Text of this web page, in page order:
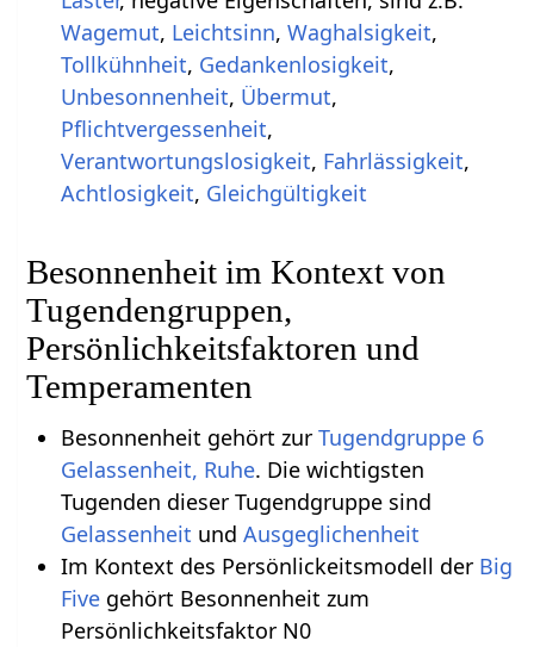
Wagemut, Leichtsinn, Waghalsigkeit,
Tollkühnheit, Gedankenlosigkeit,
Unbesonnenheit, Übermut,
Pflichtvergessenheit,
Verantwortungslosigkeit, Fahrlässigkeit,
Achtlosigkeit, Gleichgültigkeit
Besonnenheit im Kontext von
Tugendengruppen,
Persönlichkeitsfaktoren und
Temperamenten
Besonnenheit gehört zur Tugendgruppe 6
Gelassenheit, Ruhe. Die wichtigsten
Tugenden dieser Tugendgruppe sind
Gelassenheit und Ausgeglichenheit
Im Kontext des Persönlickeitsmodell der Big
Fivegehört Besonnenheit zum
Persönlichkeitsfaktor N0